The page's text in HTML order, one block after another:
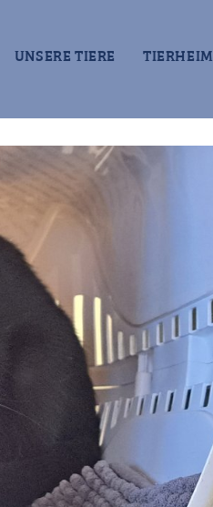
UNSERE TIERE TIERHEIM